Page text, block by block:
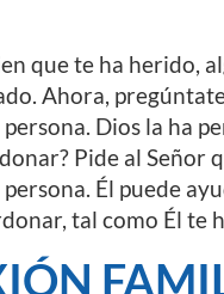
que te ha herido,
Ahora,
Dios la ha
Pide al Señor
Él puede
tal como Él te